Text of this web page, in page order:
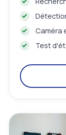
Caméra
Test